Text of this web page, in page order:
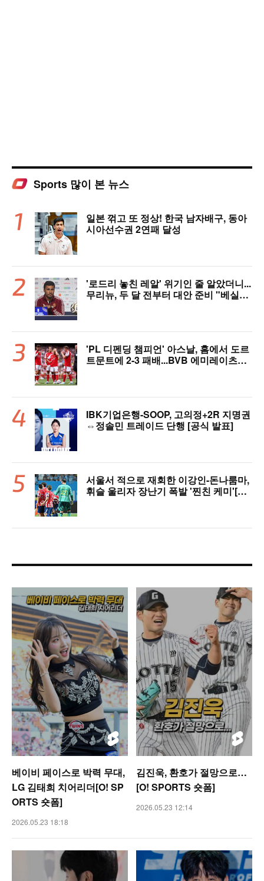
Sports 많이 본 뉴스
일본 꺾고 또 정상! 한국 남자배구, 동아
시아선수권 2연패 달성
'로드리 놓친 레알' 위기인 줄 알았더니...
무리뉴, 두 달 전부터 대안 준비 "베실바
'PL 디펜딩 챔피언' 아스날, 홈에서 도르
트문트에 2-3 패배...BVB 에미레이츠컵
IBK기업은행-SOOP, 고의정+2R 지명권
⇔정솔민 트레이드 단행 [공식 발표]
서울서 적으로 재회한 이강인-돈나룸마,
휘슬 울리자 장난기 폭발 '찐친 케미'[이
베이비 페이스로 박력 무대,
LG 김태희 치어리더[O! SP
ORTS 숏폼]
2026.05.23 18:18
김진욱, 환호가 절망으로…
[O! SPORTS 숏폼]
2026.05.23 12:14